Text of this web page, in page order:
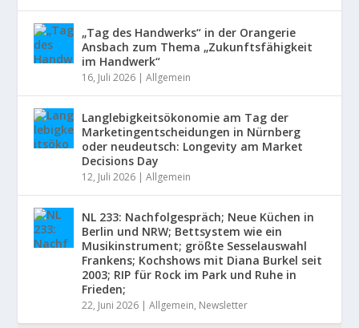
„Tag des Handwerks“ in der Orangerie
Ansbach zum Thema „Zukunftsfähigkeit
im Handwerk“
16, Juli 2026 |Allgemein
Langlebigkeitsökonomie am Tag der
Marketingentscheidungen in Nürnberg
oder neudeutsch: Longevity am Market
Decisions Day
12, Juli 2026 |Allgemein
NL 233: Nachfolgespräch; Neue Küchen in
Berlin und NRW; Bettsystem wie ein
Musikinstrument; größte Sesselauswahl
Frankens; Kochshows mit Diana Burkel seit
2003; RIP für Rock im Park und Ruhe in
Frieden;
22, Juni 2026 |Allgemein, Newsletter